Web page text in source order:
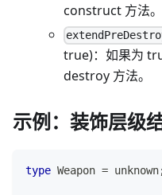
construct 方法。
true)：如果为
destroy 方法。
示例：装饰层级
type Weapon = unknown